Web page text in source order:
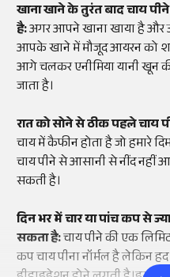
खाना खाने के तुरंत बाद चाय
है:अगर आपने खाना खाया है और
आपके खाने में मौजूद आयरन को
आगे चलकर एनीमिया यानी खून
जाता है।
रात को सोने से ठीक पहले चाय
चाय में कैफीन होता है जो हमारे
चाय पीने से आसानी से नींद नहीं
सकती है।
दिन भर में चार या पांच कप से
सकता है:चाय पीने की एक
कप चाय पीना नॉर्मल है लेकिन